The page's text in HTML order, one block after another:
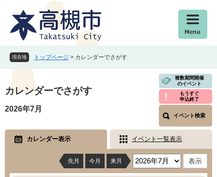
本
文
現在地 トップページ > カレンダーでさがす
文
カレンダーでさがす
複数期間開催
のイベント
もうすぐ
申込終了
イベント検索
2026年7月
カレンダー表示 イベント一覧表示
先月 今月 来月